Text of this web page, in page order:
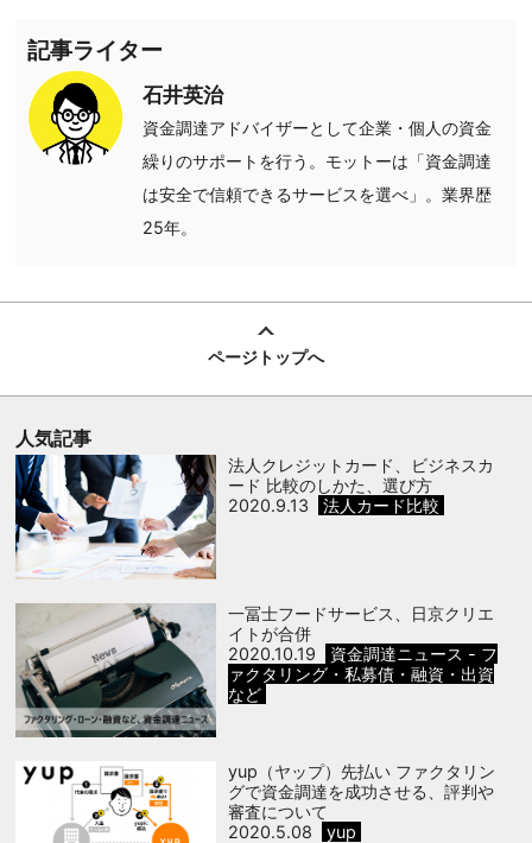
記事ライター
石井英治
資金調達アドバイザーとして企業・個人の資金
繰りのサポートを行う。モットーは「資金調達
は安全で信頼できるサービスを選べ」。業界歴
25年。
ページトップへ
人気記事
法人クレジットカード、ビジネスカ
ード 比較のしかた、選び方
2020.9.13
法人カード比較
一冨士フードサービス、日京クリエ
イトが合併
2020.10.19
資金調達ニュース - フ
ァクタリング・私募債・融資・出資
など
yup（ヤップ）先払い ファクタリン
グで資金調達を成功させる、評判や
審査について
2020.5.08
yup